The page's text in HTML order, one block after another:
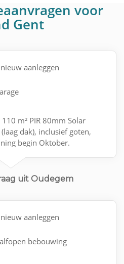
voor
Gent
aanleggen
m² PIR 80mm Solar
dak), inclusief goten,
begin Oktober.
uit Oudegem
aanleggen
bebouwing